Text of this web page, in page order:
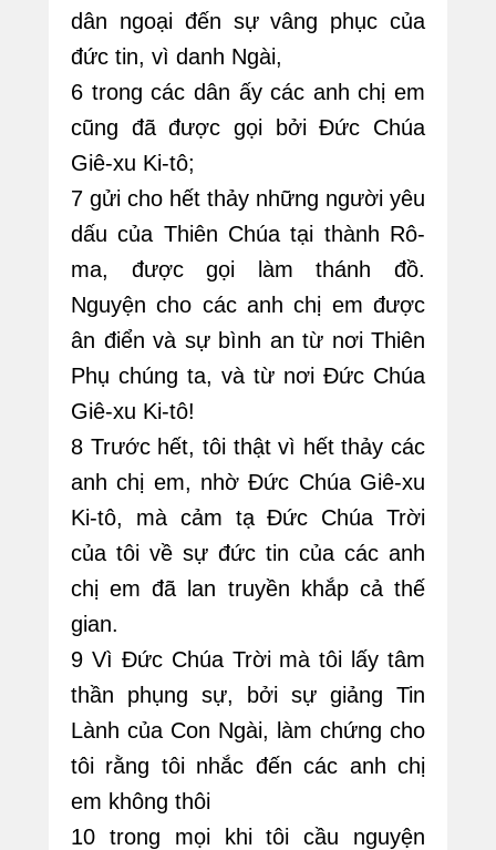
dân ngoại đến sự vâng phục của
đức tin, vì danh Ngài,
6 trong các dân ấy các anh chị em
cũng đã được gọi bởi Đức Chúa
Giê-xu Ki-tô;
7 gửi cho hết thảy những người yêu
dấu của Thiên Chúa tại thành Rô-
ma, được gọi làm thánh đồ.
Nguyện cho các anh chị em được
ân điển và sự bình an từ nơi Thiên
Phụ chúng ta, và từ nơi Đức Chúa
Giê-xu Ki-tô!
8 Trước hết, tôi thật vì hết thảy các
anh chị em, nhờ Đức Chúa Giê-xu
Ki-tô, mà cảm tạ Đức Chúa Trời
của tôi về sự đức tin của các anh
chị em đã lan truyền khắp cả thế
gian.
9 Vì Đức Chúa Trời mà tôi lấy tâm
thần phụng sự, bởi sự giảng Tin
Lành của Con Ngài, làm chứng cho
tôi rằng tôi nhắc đến các anh chị
em không thôi
10 trong mọi khi tôi cầu nguyện